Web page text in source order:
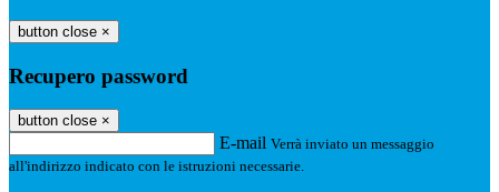
button close ×
Recupero password
button close ×
E-mail Verrà inviato un messaggio
all'indirizzo indicato con le istruzioni necessarie.